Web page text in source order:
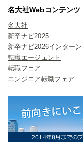
名大社Webコンテンツ
名大社
新卒ナビ2025
新卒ナビ2026インターン
転職エージェント
転職フェア
エンジニア転職フェア